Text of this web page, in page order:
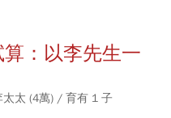
：以李先生一
太 (4萬) / 育有 1 子